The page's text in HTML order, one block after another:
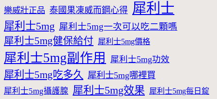
樂威壯正品 泰國果凍威而鋼心得 犀利士
犀利士5mg 犀利士5mg一次可以吃二顆嗎
犀利士5mg健保給付 犀利士5mg價格
犀利士5mg副作用 犀利士5mg功效
犀利士5mg吃多久 犀利士5mg哪裡買
犀利士5mg攝護腺 犀利士5mg效果 犀利士5mg每日錠